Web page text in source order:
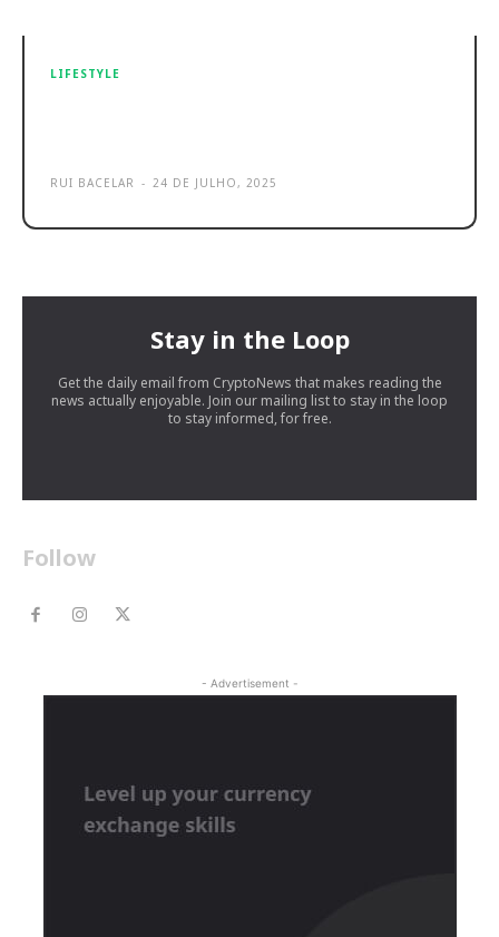
LIFESTYLE
RUI BACELAR - 24 DE JULHO, 2025
Stay in the Loop
Get the daily email from CryptoNews that makes reading the
news actually enjoyable. Join our mailing list to stay in the loop
to stay informed, for free.
Follow
- Advertisement -